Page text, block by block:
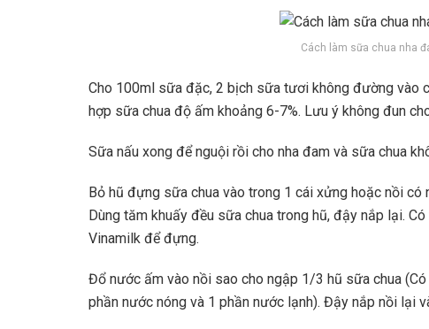
Cách làm sữa chua nha
Cho 100ml sữa đặc, 2 bịch sữa tươi không đường vào
hợp sữa chua độ ấm khoảng 6-7%. Lưu ý không đun
Sữa nấu xong để nguội rồi cho nha đam và sữa chua
Bỏ hũ đựng sữa chua vào trong 1 cái xửng hoặc nồi có
Dùng tăm khuấy đều sữa chua trong hũ, đậy nắp lại.
Vinamilk để đựng.
Đổ nước ấm vào nồi sao cho ngập 1/3 hũ sữa chua
phần nước nóng và 1 phần nước lạnh). Đậy nắp nồi lại